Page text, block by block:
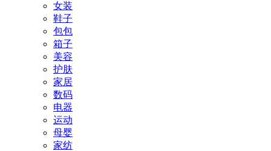
女装
鞋子
包包
箱子
美容
护肤
家居
数码
电器
运动
母婴
家纺